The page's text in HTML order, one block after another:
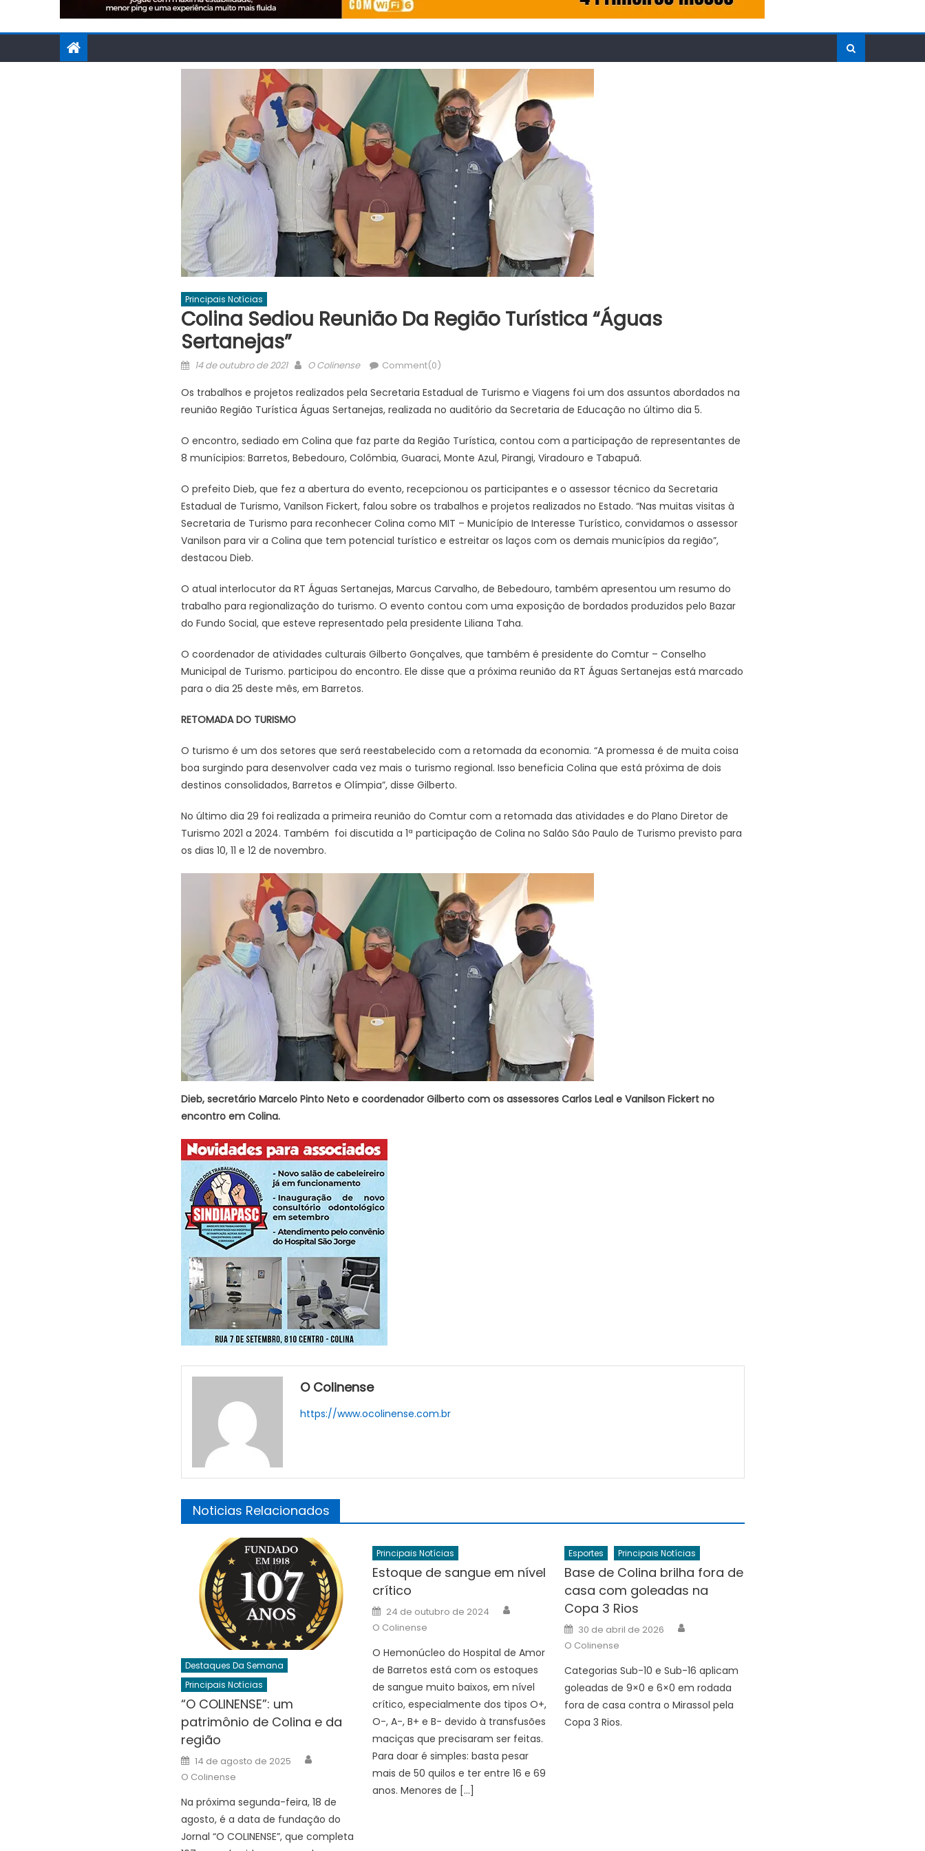
Principais Notícias
Colina Sediou Reunião Da Região Turística “Águas
Sertanejas”
Posted
14 de outubro de 2021 Author
O Colinense Comment(0)
Os trabalhos e projetos realizados pela Secretaria Estadual de Turismo e Viagens foi um dos assuntos abordados na
reunião Região Turística Águas Sertanejas, realizada no auditório da Secretaria de Educação no último dia 5.
O encontro, sediado em Colina que faz parte da Região Turística, contou com a participação de representantes de
8 munícipios: Barretos, Bebedouro, Colômbia, Guaraci, Monte Azul, Pirangi, Viradouro e Tabapuã.
O prefeito Dieb, que fez a abertura do evento, recepcionou os participantes e o assessor técnico da Secretaria
Estadual de Turismo, Vanilson Fickert, falou sobre os trabalhos e projetos realizados no Estado. “Nas muitas visitas à
Secretaria de Turismo para reconhecer Colina como MIT – Município de Interesse Turístico, convidamos o assessor
Vanilson para vir a Colina que tem potencial turístico e estreitar os laços com os demais municípios da região”,
destacou Dieb.
O atual interlocutor da RT Águas Sertanejas, Marcus Carvalho, de Bebedouro, também apresentou um resumo do
trabalho para regionalização do turismo. O evento contou com uma exposição de bordados produzidos pelo Bazar
do Fundo Social, que esteve representado pela presidente Liliana Taha.
O coordenador de atividades culturais Gilberto Gonçalves, que também é presidente do Comtur – Conselho
Municipal de Turismo. participou do encontro. Ele disse que a próxima reunião da RT Águas Sertanejas está marcado
para o dia 25 deste mês, em Barretos.
RETOMADA DO TURISMO
O turismo é um dos setores que será reestabelecido com a retomada da economia. “A promessa é de muita coisa
boa surgindo para desenvolver cada vez mais o turismo regional. Isso beneficia Colina que está próxima de dois
destinos consolidados, Barretos e Olímpia”, disse Gilberto.
No último dia 29 foi realizada a primeira reunião do Comtur com a retomada das atividades e do Plano Diretor de
Turismo 2021 a 2024. Também foi discutida a 1ª participação de Colina no Salão São Paulo de Turismo previsto para
os dias 10, 11 e 12 de novembro.
Dieb, secretário Marcelo Pinto Neto e coordenador Gilberto com os assessores Carlos Leal e Vanilson Fickert no
encontro em Colina.
O Colinense
https://www.ocolinense.com.br
Noticias Relacionados
Destaques Da Semana
Principais Notícias
“O COLINENSE”: um
patrimônio de Colina e da
região
Posted
on
14 de agosto de 2025
O Colinense
Na próxima segunda-feira, 18 de
agosto, é a data de fundação do
Jornal “O COLINENSE”, que completa
Principais Notícias
Estoque de sangue em nível
crítico
Posted
on
24 de outubro de 2024
O Colinense
O Hemonúcleo do Hospital de Amor
de Barretos está com os estoques
de sangue muito baixos, em nível
crítico, especialmente dos tipos O+,
O-, A-, B+ e B- devido à transfusões
maciças que precisaram ser feitas.
Para doar é simples: basta pesar
mais de 50 quilos e ter entre 16 e 69
anos. Menores de […]
Esportes Principais Notícias
Base de Colina brilha fora de
casa com goleadas na
Copa 3 Rios
Posted
on
30 de abril de 2026
O Colinense
Categorias Sub-10 e Sub-16 aplicam
goleadas de 9×0 e 6×0 em rodada
fora de casa contra o Mirassol pela
Copa 3 Rios.